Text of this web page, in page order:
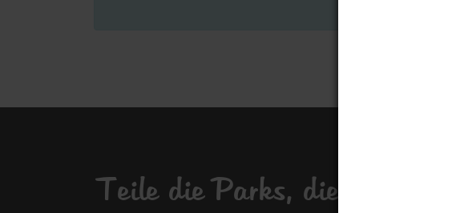
Teile die Parks, die du kennst